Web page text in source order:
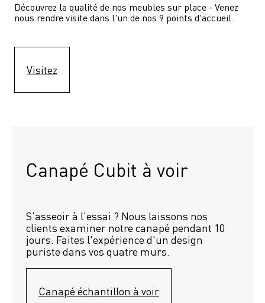
Découvrez la qualité de nos meubles sur place - Venez
nous rendre visite dans l'un de nos 9 points d'accueil.
Visitez
Canapé Cubit à voir
S'asseoir à l'essai ? Nous laissons nos
clients examiner notre canapé pendant 10
jours. Faites l'expérience d'un design
puriste dans vos quatre murs.
Canapé échantillon à voir